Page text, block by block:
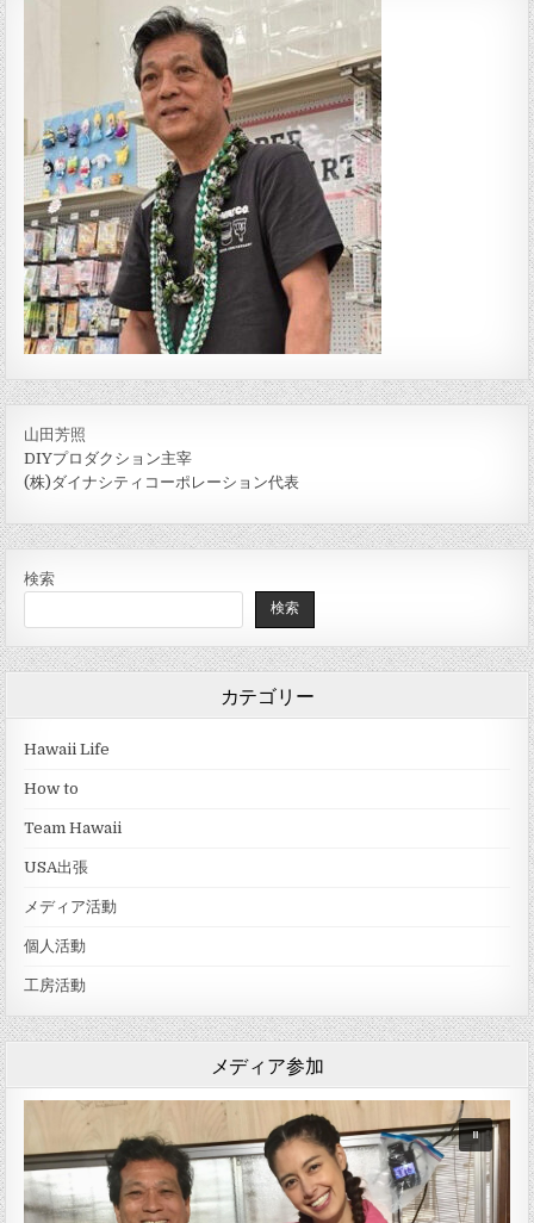
山田芳照
DIYプロダクション主宰
(株)ダイナシティコーポレーション代表
検索
検索
カテゴリー
Hawaii Life
How to
Team Hawaii
USA出張
メディア活動
個人活動
工房活動
メディア参加